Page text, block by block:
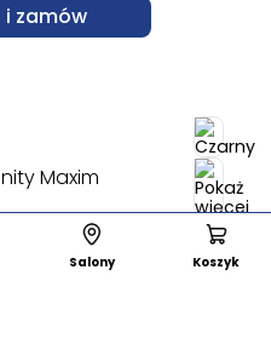
Salony Koszyk
i zamów
Maxim